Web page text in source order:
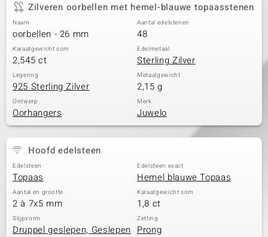
Zilveren oorbellen met hemel-blauwe topaasstenen
Naam
oorbellen - 26 mm
Aantal edelstenen
48
Karaatgewicht som
2,545 ct
Edelmetaal
Sterling Zilver
Legering
925 Sterling Zilver
Metaalgewicht
2,15 g
Ontwerp
Oorhangers
Merk
Juwelo
Hoofd edelsteen
Edelsteen
Topaas
Edelsteen exact
Hemel blauwe Topaas
Aantal en grootte
2 à 7x5 mm
Karaatgewicht som
1,8 ct
Slijpvorm
Druppel geslepen, Geslepen
Zetting
Prong